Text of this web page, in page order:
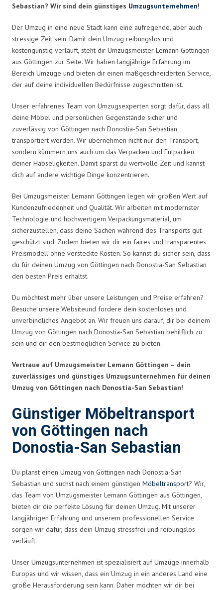
Sebastian? Wir sind dein günstiges Umzugsunternehmen!
Der Umzug in eine neue Stadt kann eine aufregende, aber auch
stressige Zeit sein. Damit dein Umzug reibungslos und
kostengünstig verläuft, steht dir Umzugsmeister Lemann Göttingen
aus Göttingen zur Seite. Wir haben langjährige Erfahrung im
Bereich Umzüge und bieten dir einen maßgeschneiderten Service,
der auf deine individuellen Bedürfnisse zugeschnitten ist.
Unser erfahrenes Team von Umzugsexperten sorgt dafür, dass all
deine Möbel und persönlichen Gegenstände sicher und
zuverlässig von Göttingen nach Donostia-San Sebastian
transportiert werden. Wir übernehmen nicht nur den Transport,
sondern kümmern uns auch um das Verpacken und Entpacken
deiner Habseligkeiten. Damit sparst du wertvolle Zeit und kannst
dich auf andere wichtige Dinge konzentrieren.
Bei Umzugsmeister Lemann Göttingen legen wir großen Wert auf
Kundenzufriedenheit und Qualität. Wir arbeiten mit modernster
Technologie und hochwertigem Verpackungsmaterial, um
sicherzustellen, dass deine Sachen während des Transports gut
geschützt sind. Zudem bieten wir dir ein faires und transparentes
Preismodell ohne versteckte Kosten. So kannst du sicher sein, dass
du für deinen Umzug von Göttingen nach Donostia-San Sebastian
den besten Preis erhältst.
Du möchtest mehr über unsere Leistungen und Preise erfahren?
Besuche unsere Websiteund fordere dein kostenloses und
unverbindliches Angebot an. Wir freuen uns darauf, dir bei deinem
Umzug von Göttingen nach Donostia-San Sebastian behilflich zu
sein und dir den bestmöglichen Service zu bieten.
Vertraue auf Umzugsmeister Lemann Göttingen – dein
zuverlässiges und günstiges Umzugsunternehmen für deinen
Umzug von Göttingen nach Donostia-San Sebastian!
Günstiger Möbeltransport
von Göttingen nach
Donostia-San Sebastian
Du planst einen Umzug von Göttingen nach Donostia-San
Sebastian und suchst nach einem günstigen Möbeltransport? Wir,
das Team von Umzugsmeister Lemann Göttingen aus Göttingen,
bieten dir die perfekte Lösung für deinen Umzug. Mit unserer
langjährigen Erfahrung und unserem professionellen Service
sorgen wir dafür, dass dein Umzug stressfrei und reibungslos
verläuft.
Unser Umzugsunternehmen ist spezialisiert auf Umzüge innerhalb
Europas und wir wissen, dass ein Umzug in ein anderes Land eine
große Herausforderung sein kann. Daher möchten wir dir bei